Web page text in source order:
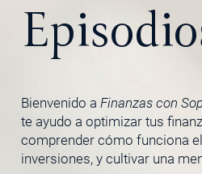
Bienvenido a Finanzas con
te ayudo a optimizar tus
comprender cómo funciona
inversiones, y cultivar una